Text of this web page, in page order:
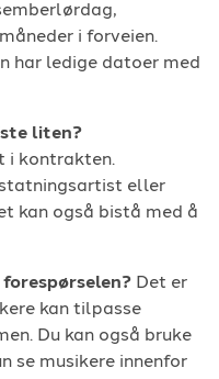
i forveien.
har ledige datoer med
liten?
i kontrakten.
eller
kan også bistå med å
Det er
kan tilpasse
Du kan også bruke
se musikere innenfor